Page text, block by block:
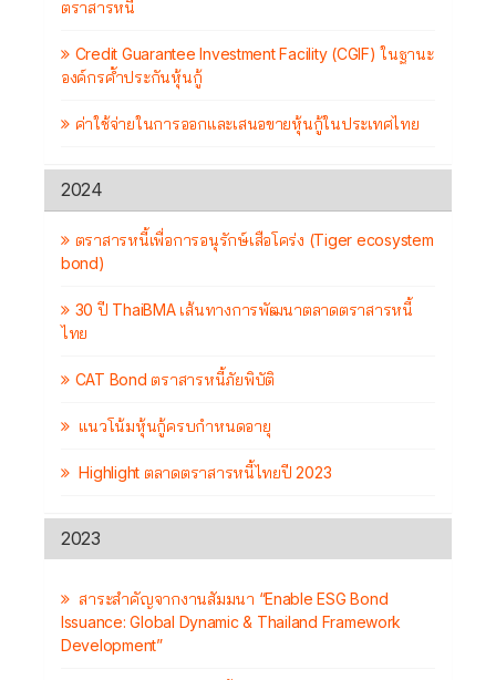
ตราสารหนี้
Credit Guarantee Investment Facility (CGIF) ในฐานะ
องค์กรค้ำประกันหุ้นกู้
ค่าใช้จ่ายในการออกและเสนอขายหุ้นกู้ในประเทศไทย
2024
ตราสารหนี้เพื่อการอนุรักษ์เสือโคร่ง (Tiger ecosystem
bond)
30 ปี ThaiBMA เส้นทางการพัฒนาตลาดตราสารหนี้
ไทย
CAT Bond ตราสารหนี้ภัยพิบัติ
แนวโน้มหุ้นกู้ครบกำหนดอายุ
Highlight ตลาดตราสารหนี้ไทยปี 2023
2023
สาระสำคัญจากงานสัมมนา “Enable ESG Bond
Issuance: Global Dynamic & Thailand Framework
Development”